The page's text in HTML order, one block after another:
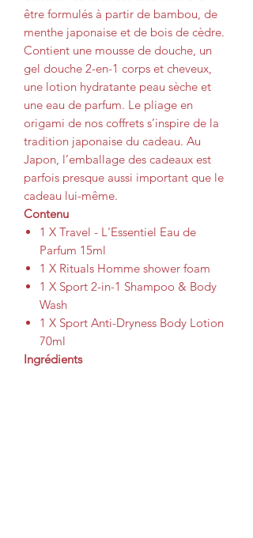
être formulés à partir de bambou, de
menthe japonaise et de bois de cèdre.
Contient une mousse de douche, un
gel douche 2-en-1 corps et cheveux,
une lotion hydratante peau sèche et
une eau de parfum. Le pliage en
origami de nos coffrets s’inspire de la
tradition japonaise du cadeau. Au
Japon, l’emballage des cadeaux est
parfois presque aussi important que le
cadeau lui-même.
Contenu
1 X Travel - L'Essentiel Eau de
Parfum 15ml
1 X Rituals Homme shower foam
1 X Sport 2-in-1 Shampoo & Body
Wash
1 X Sport Anti-Dryness Body Lotion
70ml
Ingrédients